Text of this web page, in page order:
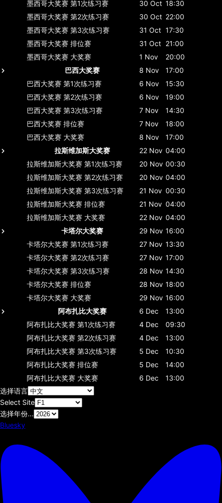
墨西哥大奖赛 第1次练习赛 30 Oct 18:30
墨西哥大奖赛 第2次练习赛 30 Oct 22:00
墨西哥大奖赛 第3次练习赛 31 Oct 17:30
墨西哥大奖赛 排位赛 31 Oct 21:00
墨西哥大奖赛 大奖赛 1 Nov
20:00
巴西大奖赛
8 Nov
17:00
巴西大奖赛 第1次练习赛 6 Nov
15:30
巴西大奖赛 第2次练习赛 6 Nov
19:00
巴西大奖赛 第3次练习赛 7 Nov
14:30
巴西大奖赛 排位赛 7 Nov
18:00
巴西大奖赛 大奖赛 8 Nov
17:00
拉斯维加斯大奖赛
22 Nov 04:00
拉斯维加斯大奖赛 第1次练习赛 20 Nov 00:30
拉斯维加斯大奖赛 第2次练习赛 20 Nov 04:00
拉斯维加斯大奖赛 第3次练习赛 21 Nov 00:30
拉斯维加斯大奖赛 排位赛 21 Nov 04:00
拉斯维加斯大奖赛 大奖赛 22 Nov 04:00
卡塔尔大奖赛
29 Nov 16:00
卡塔尔大奖赛 第1次练习赛 27 Nov 13:30
卡塔尔大奖赛 第2次练习赛 27 Nov 17:00
卡塔尔大奖赛 第3次练习赛 28 Nov 14:30
卡塔尔大奖赛 排位赛 28 Nov 18:00
卡塔尔大奖赛 大奖赛 29 Nov 16:00
阿布扎比大奖赛
6 Dec
13:00
阿布扎比大奖赛 第1次练习赛 4 Dec
09:30
阿布扎比大奖赛 第2次练习赛 4 Dec
13:00
阿布扎比大奖赛 第3次练习赛 5 Dec
10:30
阿布扎比大奖赛 排位赛 5 Dec
14:00
阿布扎比大奖赛 大奖赛 6 Dec
13:00
选择语言
Select Site
选择年份...
Bluesky